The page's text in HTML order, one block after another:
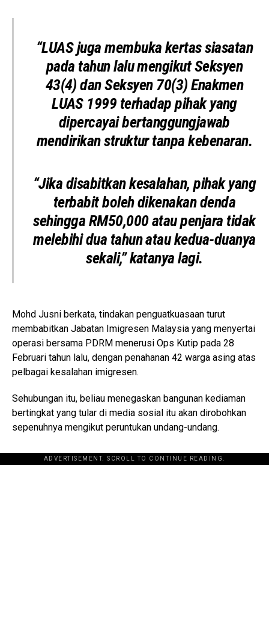
“LUAS juga membuka kertas siasatan
pada tahun lalu mengikut Seksyen
43(4) dan Seksyen 70(3) Enakmen
LUAS 1999 terhadap pihak yang
dipercayai bertanggungjawab
mendirikan struktur tanpa kebenaran.
“Jika disabitkan kesalahan, pihak yang
terbabit boleh dikenakan denda
sehingga RM50,000 atau penjara tidak
melebihi dua tahun atau kedua-duanya
sekali,” katanya lagi.
Mohd Jusni berkata, tindakan penguatkuasaan turut
membabitkan Jabatan Imigresen Malaysia yang menyertai
operasi bersama PDRM menerusi Ops Kutip pada 28
Februari tahun lalu, dengan penahanan 42 warga asing atas
pelbagai kesalahan imigresen.
Sehubungan itu, beliau menegaskan bangunan kediaman
bertingkat yang tular di media sosial itu akan dirobohkan
sepenuhnya mengikut peruntukan undang-undang.
ADVERTISEMENT. SCROLL TO CONTINUE READING.